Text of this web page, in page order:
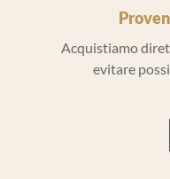
Acquistiamo
evitare